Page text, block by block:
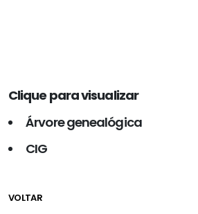
Clique para visualizar
Árvore genealógica
CIG
VOLTAR